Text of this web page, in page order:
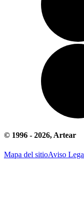
© 1996 - 2026, Artear
Mapa del sitioAviso